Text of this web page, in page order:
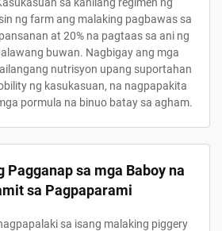
ng farm ang malaking pagbawas sa
at 20% na pagtaas sa ani ng
buwan. Nagbigay ang mga
nutrisyon upang suportahan
ng kasukasuan, na nagpapakita
pormula na binuo batay sa agham.
Pagganap sa mga Baboy na
sa Pagpaparami
sa isang malaking piggery